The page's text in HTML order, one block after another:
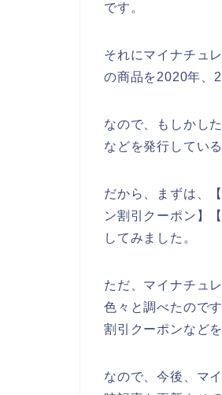
です。
それにマイナチュ
の商品を2020年、
なので、もしかし
などを発行してい
だから、まずは、
ン割引クーポン】
してみました。
ただ、マイナチュ
色々と調べたので
割引クーポンなど
なので、今後、マ